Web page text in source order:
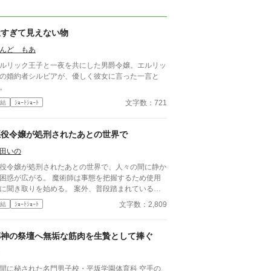
ぎて見えない物
ど もあ
リック王子と一夜を共にした男爵令嬢。エルリッ
婚約者シルビアが、優しく彼女に言った一言と
ｼｮｰﾄｼｮｰﾄ 文字数：721
令嬢が処刑されたあとの世界で
いの
令嬢が処刑されたあとの世界で、人々の間に静か
広がる。 魔術師は事態を把握するため使用
き取りを始める。 案外、普段踏まれている側
々の方が真実を理解しているものである。
ｼｮｰﾄｼｮｰﾄ 文字数：2,809
の祭壇へ無垢な筋肉を生贄として捧ぐ
に秘された名門男子校・平坂学園体育科 空手の